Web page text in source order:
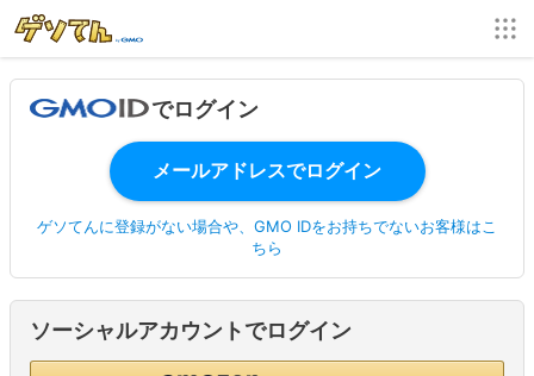
でログイン
ゲソてんに登録がない場合や、GMO IDをお持ちでないお客様はこ
ちら
ソーシャルアカウントでログイン